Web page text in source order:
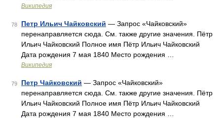
Википедия
78 Петр Ильич Чайковский — Запрос «Чайковский»
перенаправляется сюда. Cм. также другие значения. Пётр
Ильич Чайковский Полное имя Пётр Ильич Чайковский
Дата рождения 7 мая 1840 Место рождения …
Википедия
79 Петр Чайковский — Запрос «Чайковский»
перенаправляется сюда. Cм. также другие значения. Пётр
Ильич Чайковский Полное имя Пётр Ильич Чайковский
Дата рождения 7 мая 1840 Место рождения …